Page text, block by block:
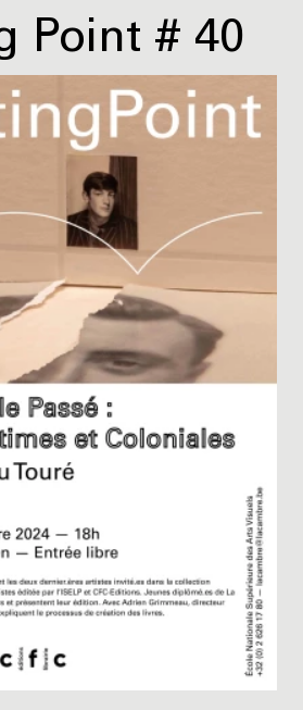
Point # 40